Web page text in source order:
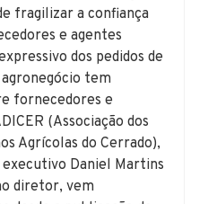
fragilizar a confiança
e agentes
dos pedidos de
tem
fornecedores e
(Associação dos
Agrícolas do Cerrado),
Daniel Martins
diretor, vem